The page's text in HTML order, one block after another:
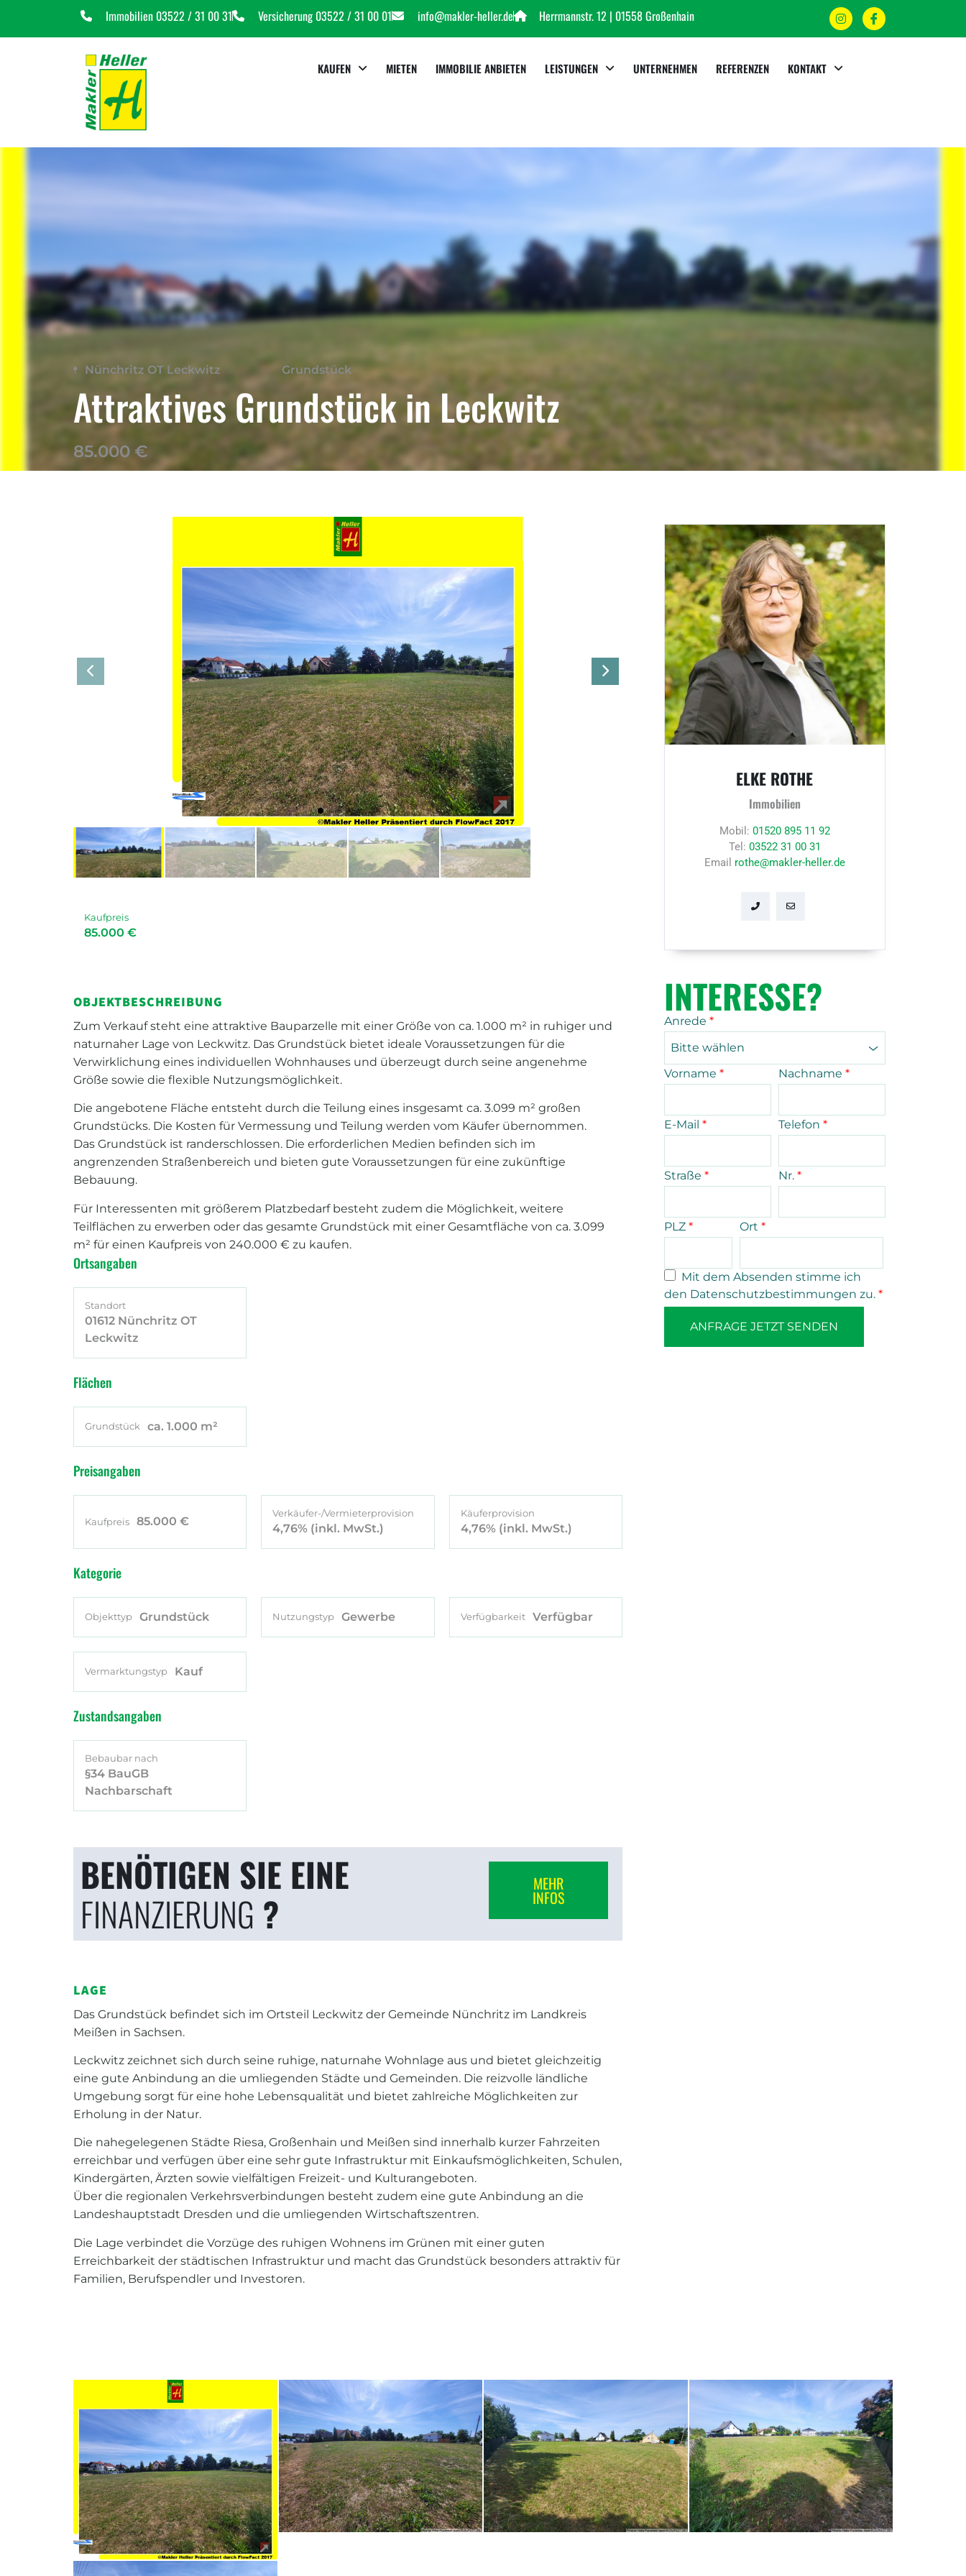
Immobilien 03522 / 31 00 31 Versicherung 03522 / 31 00 01 info@makler-heller.de Herrmannstr. 12 | 01558 Großenhain
KAUFEN MIETEN IMMOBILIE ANBIETEN LEISTUNGEN UNTERNEHMEN REFERENZEN KONTAKT
Nünchritz OT Leckwitz Grundstück
Attraktives Grundstück in Leckwitz
85.000 €
Kaufpreis
85.000 €
OBJEKTBESCHREIBUNG
Zum Verkauf steht eine attraktive Bauparzelle mit einer Größe von ca. 1.000 m² in ruhiger und
naturnaher Lage von Leckwitz. Das Grundstück bietet ideale Voraussetzungen für die
Verwirklichung eines individuellen Wohnhauses und überzeugt durch seine angenehme
Größe sowie die flexible Nutzungsmöglichkeit.
Die angebotene Fläche entsteht durch die Teilung eines insgesamt ca. 3.099 m² großen
Grundstücks. Die Kosten für Vermessung und Teilung werden vom Käufer übernommen.
Das Grundstück ist randerschlossen. Die erforderlichen Medien befinden sich im
angrenzenden Straßenbereich und bieten gute Voraussetzungen für eine zukünftige
Bebauung.
Für Interessenten mit größerem Platzbedarf besteht zudem die Möglichkeit, weitere
Teilflächen zu erwerben oder das gesamte Grundstück mit einer Gesamtfläche von ca. 3.099
m² für einen Kaufpreis von 240.000 € zu kaufen.
Ortsangaben
Standort
01612 Nünchritz OT
Leckwitz
Flächen
Grundstück ca. 1.000 m²
Preisangaben
Kaufpreis 85.000 €
Verkäufer-/Vermieterprovision
4,76% (inkl. MwSt.)
Käuferprovision
4,76% (inkl. MwSt.)
Kategorie
Objekttyp Grundstück Nutzungstyp Gewerbe Verfügbarkeit Verfügbar
Vermarktungstyp Kauf
Zustandsangaben
Bebaubar nach
§34 BauGB
Nachbarschaft
BENÖTIGEN SIE EINE
FINANZIERUNG ?
MEHR
INFOS
LAGE
Das Grundstück befindet sich im Ortsteil Leckwitz der Gemeinde Nünchritz im Landkreis
Meißen in Sachsen.
Leckwitz zeichnet sich durch seine ruhige, naturnahe Wohnlage aus und bietet gleichzeitig
eine gute Anbindung an die umliegenden Städte und Gemeinden. Die reizvolle ländliche
Umgebung sorgt für eine hohe Lebensqualität und bietet zahlreiche Möglichkeiten zur
Erholung in der Natur.
Die nahegelegenen Städte Riesa, Großenhain und Meißen sind innerhalb kurzer Fahrzeiten
erreichbar und verfügen über eine sehr gute Infrastruktur mit Einkaufsmöglichkeiten, Schulen,
Kindergärten, Ärzten sowie vielfältigen Freizeit- und Kulturangeboten.
Über die regionalen Verkehrsverbindungen besteht zudem eine gute Anbindung an die
Landeshauptstadt Dresden und die umliegenden Wirtschaftszentren.
Die Lage verbindet die Vorzüge des ruhigen Wohnens im Grünen mit einer guten
Erreichbarkeit der städtischen Infrastruktur und macht das Grundstück besonders attraktiv für
Familien, Berufspendler und Investoren.
ELKE ROTHE
Immobilien
Mobil: 01520 895 11 92
Tel: 03522 31 00 31
Email rothe@makler-heller.de
INTERESSE?
Anrede *
Bitte wählen
Vorname * Nachname *
E-Mail * Telefon *
Straße * Nr. *
PLZ * Ort *
Mit dem Absenden stimme ich
den Datenschutzbestimmungen zu. *
ANFRAGE JETZT SENDEN